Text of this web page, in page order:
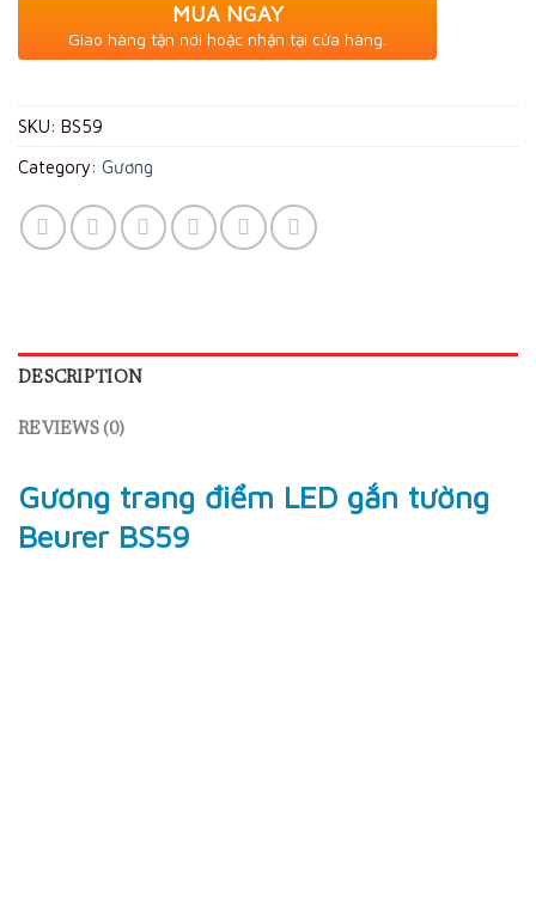
MUA NGAY
Giao hàng tận nơi hoặc nhận tại cửa hàng.
SKU: BS59
Category: Gương
DESCRIPTION
REVIEWS (0)
Gương trang điểm LED gắn tường
Beurer BS59